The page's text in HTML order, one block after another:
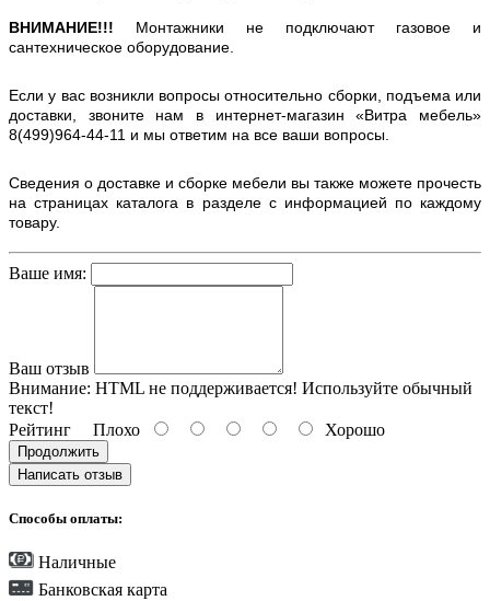
ВНИМАНИЕ!!! Монтажники не подключают газовое и
сантехническое оборудование.
Если у вас возникли вопросы относительно сборки, подъема или
доставки, звоните нам в интернет-магазин «Витра мебель»
8(499)964-44-11 и мы ответим на все ваши вопросы.
Сведения о доставке и сборке мебели вы также можете прочесть
на страницах каталога в разделе с информацией по каждому
товару.
Ваше имя:
Ваш отзыв
Внимание: HTML не поддерживается! Используйте обычный
текст!
Рейтинг Плохо Хорошо
Продолжить
Написать отзыв
Способы оплаты:
Наличные
Банковская карта